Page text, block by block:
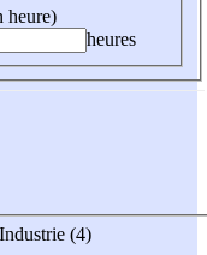
heure)
heures
Industrie (4)